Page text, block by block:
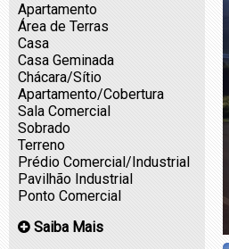
Apartamento
Área de Terras
Casa
Casa Geminada
Chácara/Sítio
Apartamento/Cobertura
Sala Comercial
Sobrado
Terreno
Prédio Comercial/Industrial
Pavilhão Industrial
Ponto Comercial
Saiba Mais